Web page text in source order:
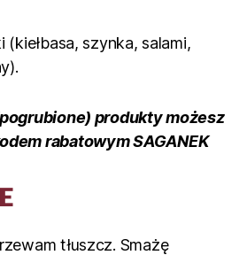
szynka, salami,
produkty możesz
rabatowym SAGANEK
tłuszcz. Smażę